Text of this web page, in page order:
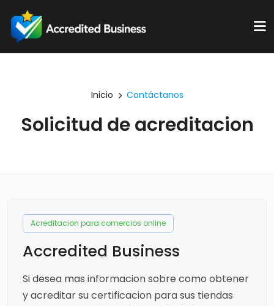
Inicio Contáctanos
Solicitud de acreditacion
Acreditacion para comercios online
Accredited Business
Si desea mas informacion sobre como obtener
y acreditar su certificacion para sus tiendas